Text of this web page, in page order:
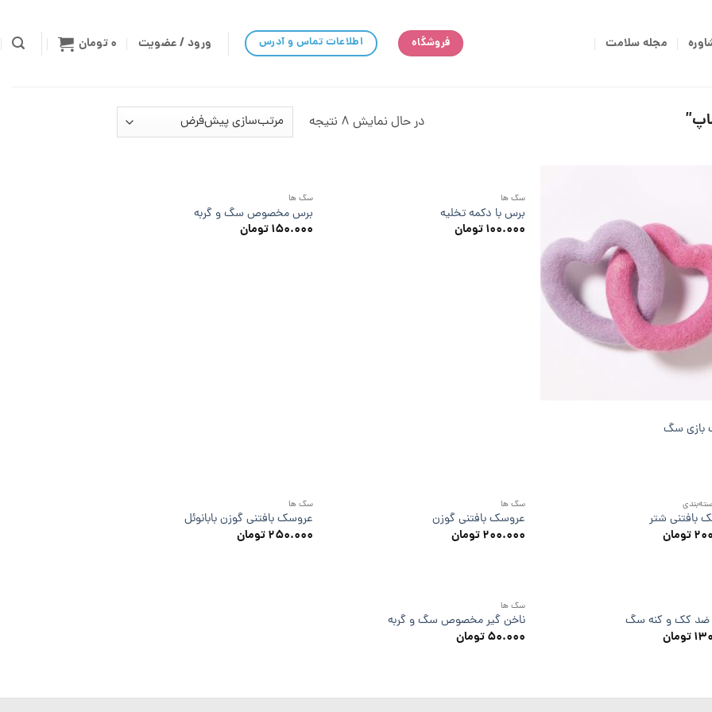
مجله سلامت فروشگاه اطلاعات تماس و آدرس ورود / عضویت ۰تومان
در حال نمایش 8 نتیجه
بازی سگ
سگ ها
برس با دکمه تخلیه
۱۰۰.۰۰۰ تومان
سگ ها
برس مخصوص سگ و گربه
۱۵۰.۰۰۰تومان
بافتنی شتر
تومان
سگ ها
عروسک بافتنی گوزن
۲۰۰.۰۰۰ تومان
سگ ها
عروسک بافتنی گوزن بابانوئل
۲۵۰.۰۰۰تومان
ضد کک و کنه سگ
تومان
سگ ها
ناخن گیر مخصوص سگ و گربه
۵۰.۰۰۰ تومان